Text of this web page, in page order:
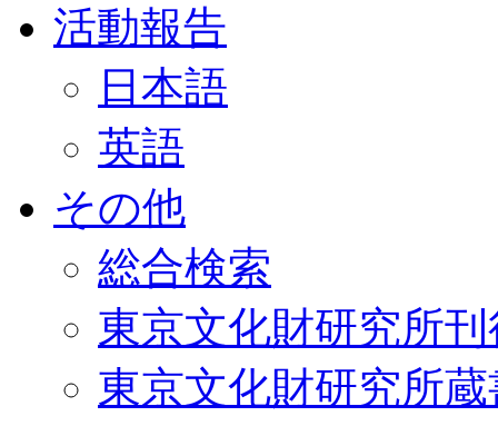
活動報告
日本語
英語
その他
総合検索
東京文化財研究所
東京文化財研究所